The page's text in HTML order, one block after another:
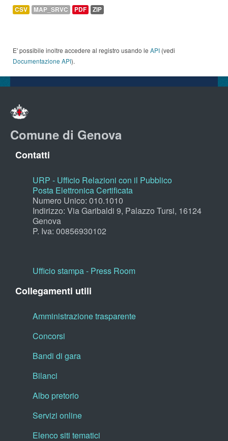
CSV MAP_SRVC PDF ZIP
E' possibile inoltre accedere al registro usando le API (vedi
Documentazione API).
Comune di Genova
Contatti
URP - Ufficio Relazioni con il Pubblico
Posta Elettronica Certificata
Numero Unico: 010.1010
Indirizzo: Via Garibaldi 9, Palazzo Tursi, 16124
Genova
P. Iva: 00856930102
Ufficio stampa - Press Room
Collegamenti utili
Amministrazione trasparente
Concorsi
Bandi di gara
Bilanci
Albo pretorio
Servizi online
Elenco siti tematici